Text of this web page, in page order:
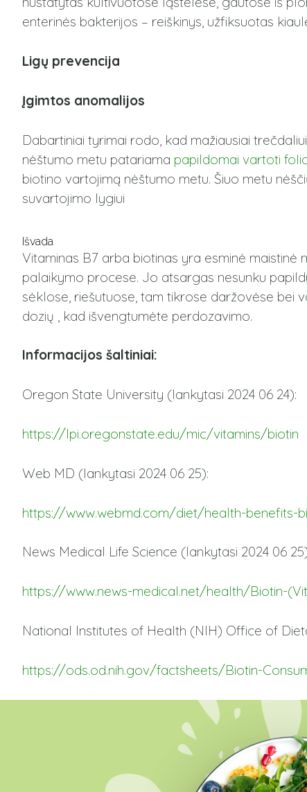
enterinės bakterijos – reiškinys, užfiksuotas
Ligų prevencija
Įgimtos anomalijos
Dabartiniai tyrimai rodo, kad mažiausiai
nėštumo metu patariama papildomai vartoti
biotino vartojimą nėštumo metu. Šiuo metu
suvartojimo lygiui
Išvada
Vitaminas B7 arba biotinas yra esminė
palaikymo procese. Jo atsargas nesunku
sėklose, riešutuose, tam tikrose daržovėse bei
dozių , kad išvengtumėte perdozavimo.
Informacijos šaltiniai:
Oregon State University (lankytasi 2024 06 24):
https://lpi.oregonstate.edu/mic/vitamins/biotin
Web MD (lankytasi 2024 06 25):
https://www.webmd.com/diet/health-benefits-
News Medical Life Science (lankytasi 2024 06
https://www.news-medical.net/health/Biotin-
National Institutes of Health (NIH) Office of
https://ods.od.nih.gov/factsheets/Biotin-